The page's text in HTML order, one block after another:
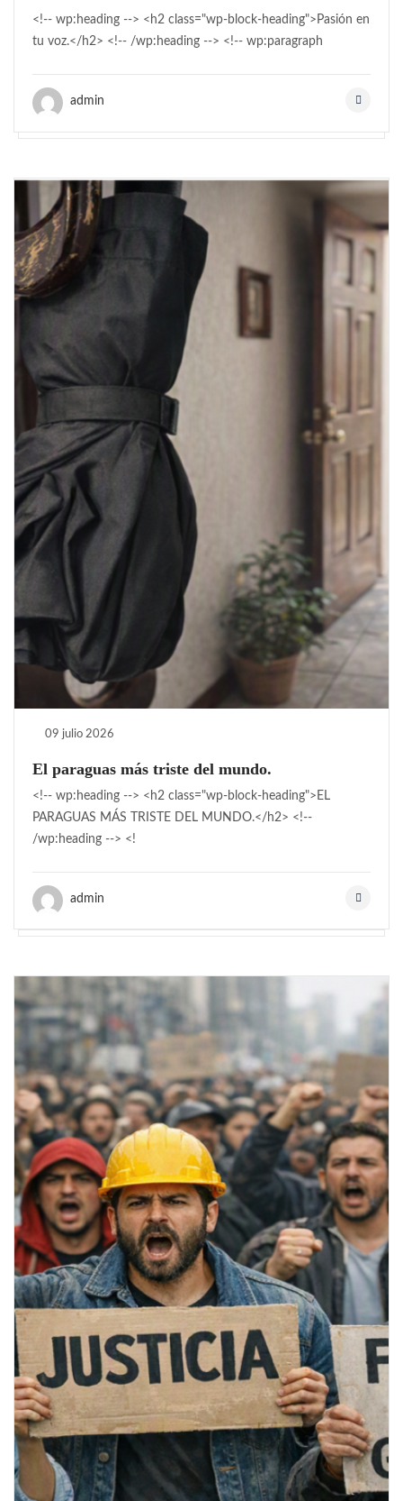
<!-- wp:heading --> <h2 class="wp-block-heading">Pasión en
tu voz.</h2> <!-- /wp:heading --> <!-- wp:paragraph
admin
09 julio 2026
El paraguas más triste del mundo.
<!-- wp:heading --> <h2 class="wp-block-heading">EL
PARAGUAS MÁS TRISTE DEL MUNDO.</h2> <!--
/wp:heading --> <!
admin